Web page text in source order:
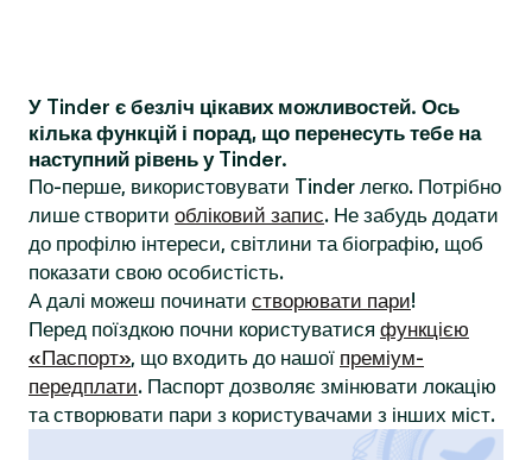
У Tinder є безліч цікавих можливостей. Ось
кілька функцій і порад, що перенесуть тебе на
наступний рівень у Tinder.
По-перше, використовувати Tinder легко. Потрібно
лише створити обліковий запис. Не забудь додати
до профілю інтереси, світлини та біографію, щоб
показати свою особистість.
А далі можеш починати створювати пари!
Перед поїздкою почни користуватися функцією
«Паспорт», що входить до нашої преміум-
передплати. Паспорт дозволяє змінювати локацію
та створювати пари з користувачами з інших міст.